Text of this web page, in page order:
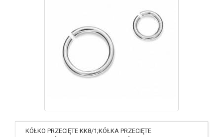
KÓŁKO PRZECIĘTE KK8/1;KÓŁKA PRZECIĘTE